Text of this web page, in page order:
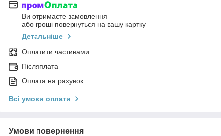
Ви отримаєте замовлення
або гроші повернуться на вашу картку
Детальніше
Оплатити частинами
Післяплата
Оплата на рахунок
Всі умови оплати
Умови повернення